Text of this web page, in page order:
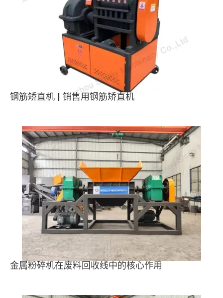
钢筋矫直机 | 销售用钢筋矫直机
金属粉碎机在废料回收线中的核心作用